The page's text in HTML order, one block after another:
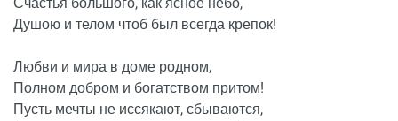
Душою и телом чтоб был всегда крепок!
Любви и мира в доме родном,
Полном добром и богатством притом!
Пусть мечты не иссякают, сбываются,